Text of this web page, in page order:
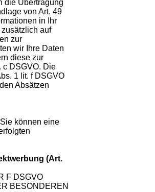
die Übertragung
von Art. 49
in Ihr
auf
zur
wir Ihre Daten
diese zur
c DSGVO. Die
1 lit. f DSGVO
Absätzen
können eine
(Art.
F DSGVO
BESONDEREN